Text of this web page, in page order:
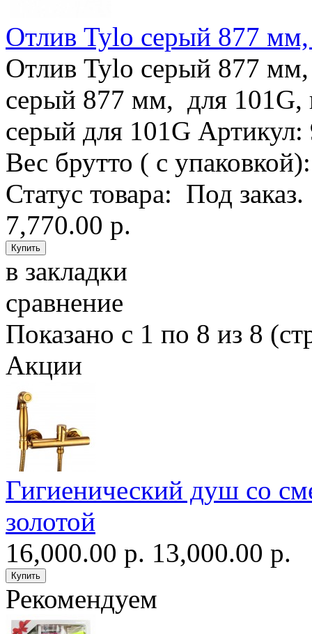
Отлив Tylo серый 877 мм,
Отлив Tylo серый 877 мм,
серый 877 мм, для 101G,
серый для 101G Артикул:
Вес брутто ( с
Статус товара: Под заказ.
7,770.00 р.
в закладки
сравнение
Показано с 1 по 8 из 8
Акции
Гигиенический душ со
золотой
16,000.00 р. 13,000.00 р.
Рекомендуем